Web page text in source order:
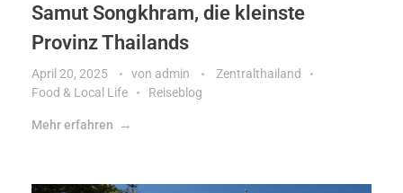
Samut Songkhram, die kleinste
Provinz Thailands
April 20, 2025 von admin
Zentralthailand
Food & Local Life
Reiseblog
Mehr erfahren